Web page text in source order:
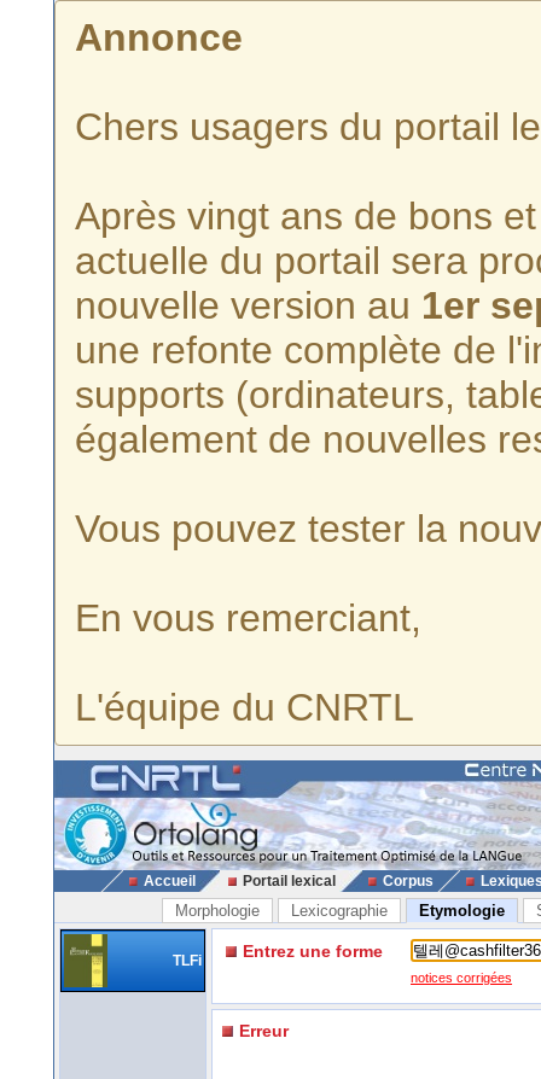
Annonce
Chers usagers du portail
Après vingt ans de bons
actuelle du portail sera
nouvelle version au 1er
une refonte complète de
supports (ordinateurs,
également de nouvelles
Vous pouvez tester la
En vous remerciant,
L'équipe du CNRTL
Accueil Portail lexical Corpus
Morphologie Lexicographie Etymologie
TLFi Entrez une forme
notices corrigées
Erreur